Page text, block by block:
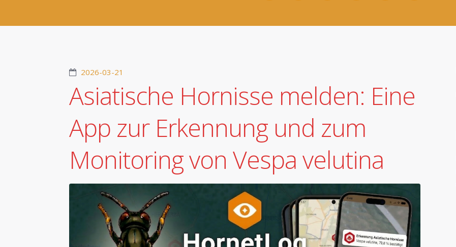
2026-03-21
Asiatische Hornisse melden: Eine
App zur Erkennung und zum
Monitoring von Vespa velutina